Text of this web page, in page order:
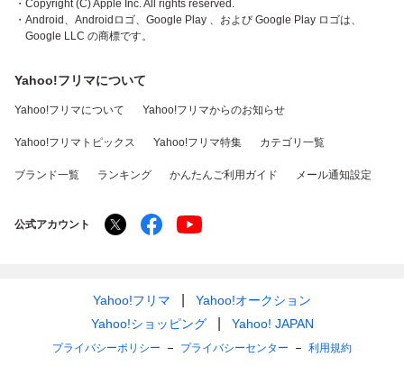
・Copyright (C) Apple Inc. All rights reserved.
・Android、Androidロゴ、Google Play 、および Google Play ロゴは、
Google LLC の商標です。
Yahoo!フリマについて
Yahoo!フリマについて Yahoo!フリマからのお知らせ
Yahoo!フリマトピックス Yahoo!フリマ特集 カテゴリ一覧
ブランド一覧 ランキング かんたんご利用ガイド メール通知設定
公式アカウント
Yahoo!フリマ
Yahoo!オークション
Yahoo!ショッピング
Yahoo! JAPAN
プライバシーポリシー プライバシーセンター
利用規約